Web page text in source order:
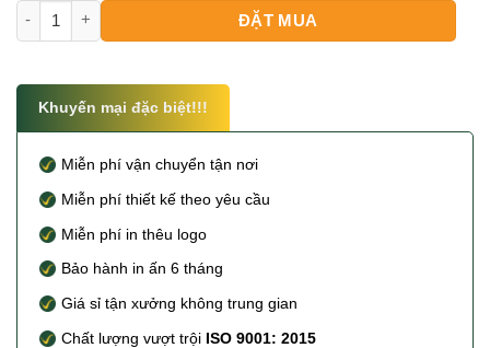
In Áo Đồng Phục Công Ty số lượng
ĐẶT MUA
Khuyến mại đặc biệt!!!
Miễn phí vận chuyển tận nơi
Miễn phí thiết kế theo yêu cầu
Miễn phí in thêu logo
Bảo hành in ấn 6 tháng
Giá sỉ tận xưởng không trung gian
Chất lượng vượt trội ISO 9001: 2015